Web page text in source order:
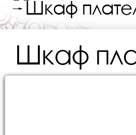
Шкаф
Шкаф